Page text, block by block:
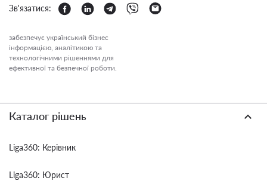
Зв'язатися:
забезпечує український бізнес
інформацією, аналітикою та
технологічними рішеннями для
ефективної та безпечної роботи.
Каталог рішень
Liga360: Керівник
Liga360: Юрист